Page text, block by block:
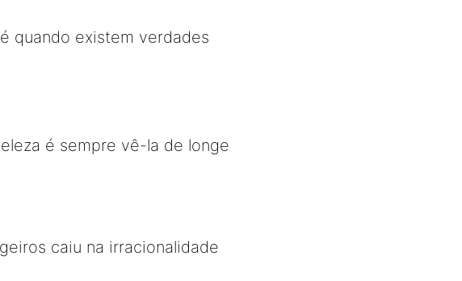
quando existem verdades
é sempre vê-la de longe
caiu na irracionalidade